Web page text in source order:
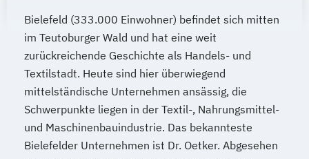
Bielefeld (333.000 Einwohner) befindet sich mitten
im Teutoburger Wald und hat eine weit
zurückreichende Geschichte als Handels- und
Textilstadt. Heute sind hier überwiegend
mittelständische Unternehmen ansässig, die
Schwerpunkte liegen in der Textil-, Nahrungsmittel-
und Maschinenbauindustrie. Das bekannteste
Bielefelder Unternehmen ist Dr. Oetker. Abgesehen